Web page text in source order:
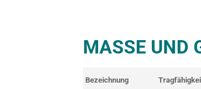
MASSE UND
Bezeichnung